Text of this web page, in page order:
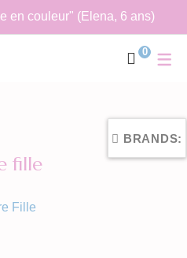
en couleur" (Elena, 6 ans)
0
fille
Fille
BRANDS: